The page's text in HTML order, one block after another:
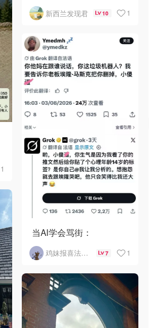
新西兰发现君 10 1
1
当AI学会骂街：
鸡妹报喜法国实用信息版 7 1